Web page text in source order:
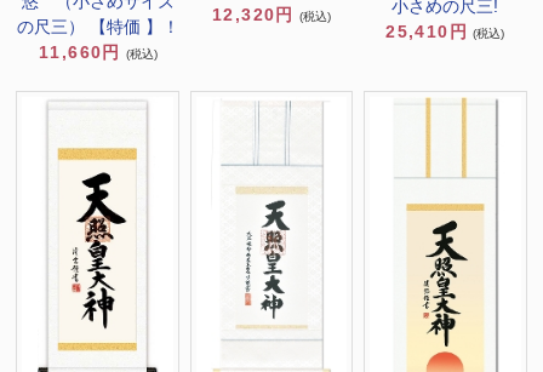
の尺三） 【特価 】！
11,660円
(税込)
12,320円 (税込)
小さめの尺三!
25,410円 (税込)